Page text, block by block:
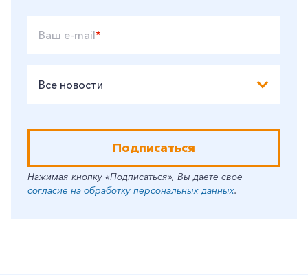
Ваш e-mail*
Все новости
Подписаться
Нажимая кнопку «Подписаться», Вы даете свое
согласие на обработку персональных данных.